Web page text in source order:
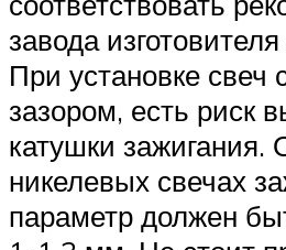
завода
При установке свеч
зазором, есть риск
катушки зажигания.
никелевых свечах
параметр должен